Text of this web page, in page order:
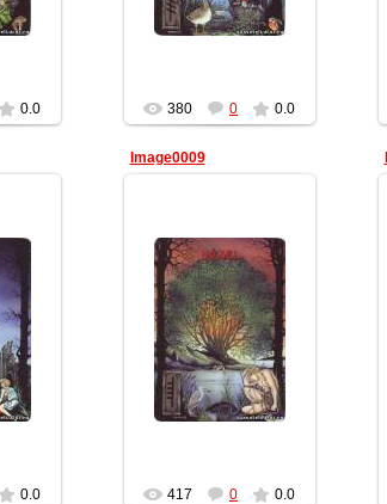
0.0 380 0 0.0
0.0
Image0009
10.02.2012
Геката
417 0 0.0